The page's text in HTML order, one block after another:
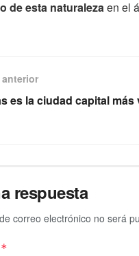
de esta naturalezaen el
es la ciudad capital
respuesta
correo electrónico no será
*